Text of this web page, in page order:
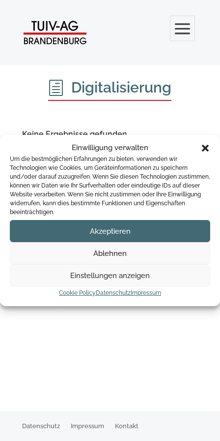
Einwilligung verwalten
Um die bestmöglichen Erfahrungen zu bieten, verwenden wir
Technologien wie Cookies, um Geräteinformationen zu speichern
und/oder darauf zuzugreifen. Wenn Sie diesen Technologien zustimmen,
können wir Daten wie Ihr Surfverhalten oder eindeutige IDs auf dieser
Website verarbeiten. Wenn Sie nicht zustimmen oder Ihre Einwilligung
widerrufen, kann dies bestimmte Funktionen und Eigenschaften
beeinträchtigen.
Akzeptieren
Ablehnen
Einstellungen anzeigen
Cookie PolicyDatenschutz Impressum
h Digitalisierung
Keine Ergebnisse gefunden
Die angefragte Seite konnte nicht gefunden werden.
Verfeinern Sie Ihre Suche oder verwenden Sie die
Navigation oben, um den Beitrag zu finden.
Datenschutz Impressum Kontakt